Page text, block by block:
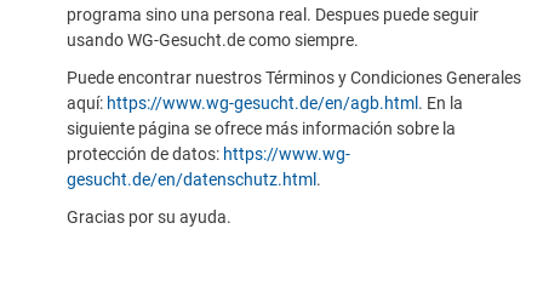
programa sino una persona real. Despues puede seguir
usando WG-Gesucht.de como siempre.
Puede encontrar nuestros Términos y Condiciones Generales
aquí: https://www.wg-gesucht.de/en/agb.html . En la
siguiente página se ofrece más información sobre la
protección de datos: https://www.wg-
gesucht.de/en/datenschutz.html .
Gracias por su ayuda.